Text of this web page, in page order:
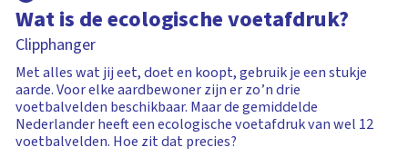
Wat is de ecologische voetafdruk?
Clipphanger
Met alles wat jij eet, doet en koopt, gebruik je een stukje
aarde. Voor elke aardbewoner zijn er zo’n drie
voetbalvelden beschikbaar. Maar de gemiddelde
Nederlander heeft een ecologische voetafdruk van wel 12
voetbalvelden. Hoe zit dat precies?